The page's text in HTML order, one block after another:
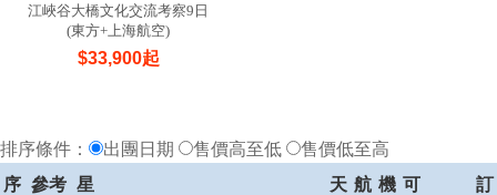
江峽谷大橋文化交流考察9日
(東方+上海航空)
$33,900起
排序條件： 出團日期 售價高至低
售價低至高
序 參考 星 天 航 機 可 訂